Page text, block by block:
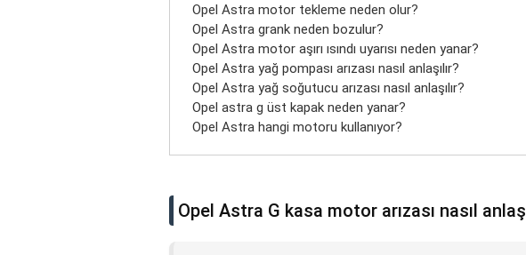
Opel Astra motor tekleme neden olur?
Opel Astra grank neden bozulur?
Opel Astra motor aşırı ısındı uyarısı neden yanar?
Opel Astra yağ pompası arızası nasıl anlaşılır?
Opel Astra yağ soğutucu arızası nasıl anlaşılır?
Opel astra g üst kapak neden yanar?
Opel Astra hangi motoru kullanıyor?
Opel Astra G kasa motor arızası nasıl